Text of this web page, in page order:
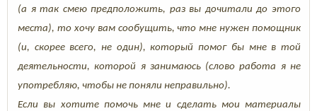
(а я так смею предположить, раз вы дочитали до этого
места), то хочу вам сообущить, что мне нужен помощник
(и, скорее всего, не один), который помог бы мне в той
деятельности, которой я занимаюсь (слово работа я не
употребляю, чтобы не поняли неправильно).
Если вы хотите помочь мне и сделать мои материалы